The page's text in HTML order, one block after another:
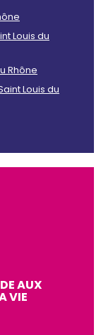
Louis du
Rhône
Louis du
AUX
VIE